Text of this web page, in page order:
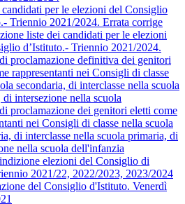
per le elezioni del Consiglio
Triennio 2021/2024. Errata corrige
liste dei candidati per le elezioni
d’Istituto.- Triennio 2021/2024.
proclamazione definitiva dei genitori
rappresentanti nei Consigli di classe
secondaria, di interclasse nella scuola
intersezione nella scuola
proclamazione dei genitori eletti come
nei Consigli di classe nella scuola
di interclasse nella scuola primaria, di
nella scuola dell'infanzia
elezioni del Consiglio di
2021/22, 2022/2023, 2023/2024
del Consiglio d'Istituto. Venerdì